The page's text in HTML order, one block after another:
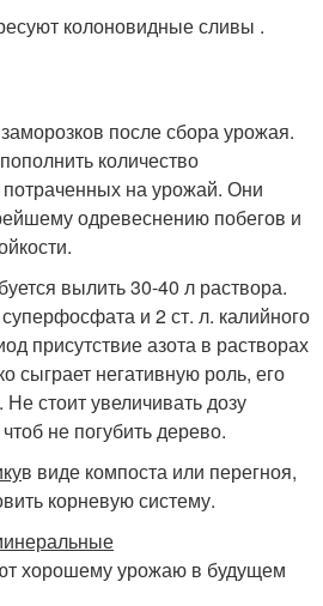
колоновидные сливы .
после сбора урожая.
количество
на урожай. Они
одревеснению побегов и
вылить 30-40 л раствора.
суперфосфата и 2 ст. л. калийного
присутствие азота в растворах
сыграет негативную роль, его
стоит увеличивать дозу
не погубить дерево.
в виде компоста или перегноя,
корневую систему.
хорошему урожаю в будущем